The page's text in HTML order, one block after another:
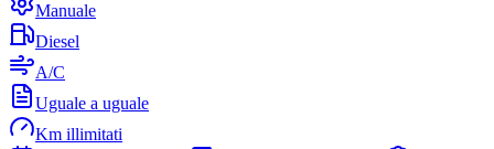
Manuale
Diesel
A/C
Uguale a uguale
Km illimitati